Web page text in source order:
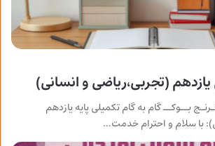
(تجربی،ریاضی و انسانی)
بــوکــ گام به گام تکمیلی پایه یازدهم
با سلام و احترام خدمت…